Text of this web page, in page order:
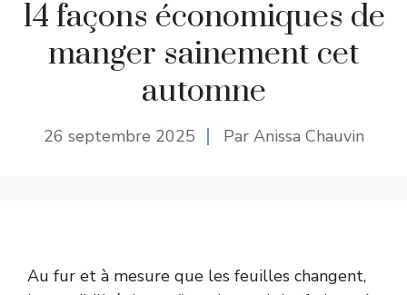
14 façons économiques de
manger sainement cet
automne
26 septembre 2025 Par Anissa Chauvin
Au fur et à mesure que les feuilles changent,